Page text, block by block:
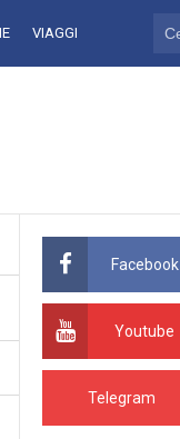
VIAGGI
Facebook
Youtube
Telegram